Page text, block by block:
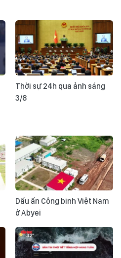
Thời sự 24h qua ảnh sáng
3/8
Dấu ấn Công binh Việt Nam
ở Abyei